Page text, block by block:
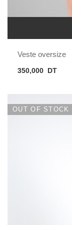
Veste oversize
350,000 DT
OUT OF STOCK